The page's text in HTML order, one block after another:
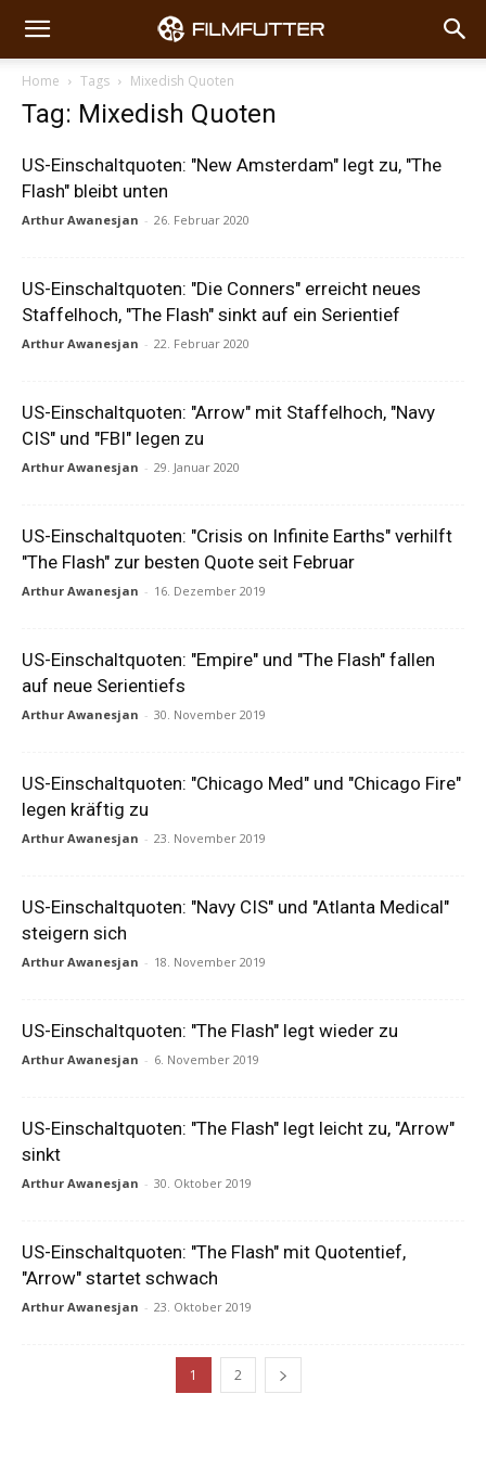
Home Tags Mixedish Quoten
Tag: Mixedish Quoten
US-Einschaltquoten: "New Amsterdam" legt zu, "The
Flash" bleibt unten
Arthur Awanesjan - 26. Februar 2020
US-Einschaltquoten: "Die Conners" erreicht neues
Staffelhoch, "The Flash" sinkt auf ein Serientief
Arthur Awanesjan - 22. Februar 2020
US-Einschaltquoten: "Arrow" mit Staffelhoch, "Navy
CIS" und "FBI" legen zu
Arthur Awanesjan - 29. Januar 2020
US-Einschaltquoten: "Crisis on Infinite Earths" verhilft
"The Flash" zur besten Quote seit Februar
Arthur Awanesjan - 16. Dezember 2019
US-Einschaltquoten: "Empire" und "The Flash" fallen
auf neue Serientiefs
Arthur Awanesjan - 30. November 2019
US-Einschaltquoten: "Chicago Med" und "Chicago Fire"
legen kräftig zu
Arthur Awanesjan - 23. November 2019
US-Einschaltquoten: "Navy CIS" und "Atlanta Medical"
steigern sich
Arthur Awanesjan - 18. November 2019
US-Einschaltquoten: "The Flash" legt wieder zu
Arthur Awanesjan - 6. November 2019
US-Einschaltquoten: "The Flash" legt leicht zu, "Arrow"
sinkt
Arthur Awanesjan - 30. Oktober 2019
US-Einschaltquoten: "The Flash" mit Quotentief,
"Arrow" startet schwach
Arthur Awanesjan - 23. Oktober 2019
1 2